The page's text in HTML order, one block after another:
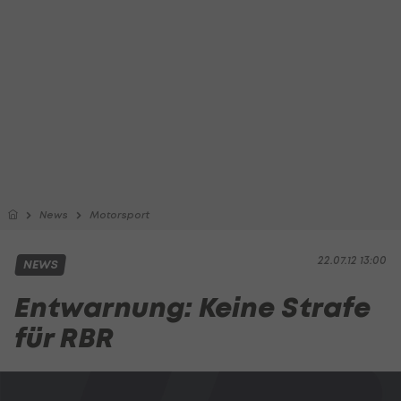
News Motorsport
22.07.12 13:00
NEWS
Entwarnung: Keine Strafe
für RBR